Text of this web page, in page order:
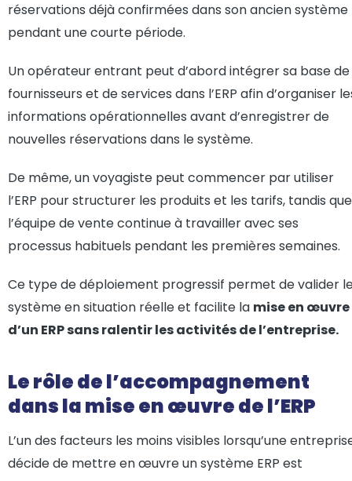
réservations déjà confirmées dans son ancien système
pendant une courte période.
Un opérateur entrant peut d’abord intégrer sa base de
fournisseurs et de services dans l’ERP afin d’organiser
informations opérationnelles avant d’enregistrer de
nouvelles réservations dans le système.
De même, un voyagiste peut commencer par utiliser
l’ERP pour structurer les produits et les tarifs, tandis que
l’équipe de vente continue à travailler avec ses
processus habituels pendant les premières semaines.
Ce type de déploiement progressif permet de valider
système en situation réelle et facilite la mise en œuvre
d’un ERP sans ralentir les activités de l’entreprise.
Le rôle de l’accompagnement
dans la mise en œuvre de l’ERP
L’un des facteurs les moins visibles lorsqu’une
décide de mettre en œuvre un système ERP est